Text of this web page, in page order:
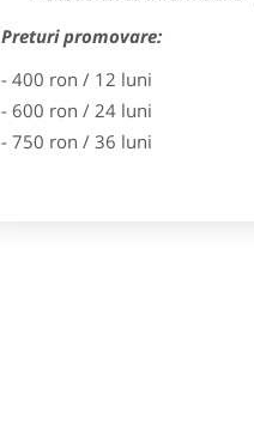
Preturi promovare:
- 400 ron / 12 luni
- 600 ron / 24 luni
- 750 ron / 36 luni